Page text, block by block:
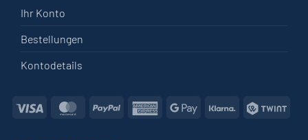
Ihr Konto
Bestellungen
Kontodetails
Visa MasterCardPayPal American Express
Google PayKlarna